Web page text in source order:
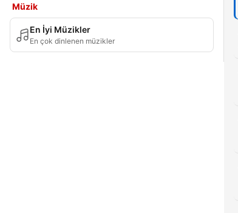
Müzik
En İyi Müzikler
En çok dinlenen müzikler